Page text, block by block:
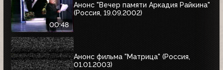
00:48
Анонс "Вечер памяти Аркадия Райкина"
(Россия, 19.09.2002)
Анонс фильма "Матрица" (Россия,
01.01.2003)